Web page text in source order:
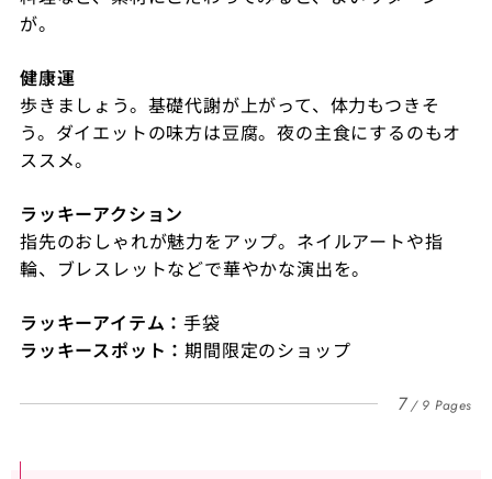
が。
健康運
歩きましょう。基礎代謝が上がって、体力もつきそ
う。ダイエットの味方は豆腐。夜の主食にするのもオ
ススメ。
ラッキーアクション
指先のおしゃれが魅力をアップ。ネイルアートや指
輪、ブレスレットなどで華やかな演出を。
ラッキーアイテム：手袋
ラッキースポット：期間限定のショップ
7 9 Pages